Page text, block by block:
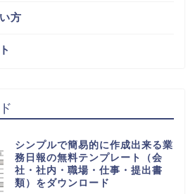
方
シンプルで簡易的に作成出来る業
務日報の無料テンプレート（会
社・社内・職場・仕事・提出書
類）をダウンロード